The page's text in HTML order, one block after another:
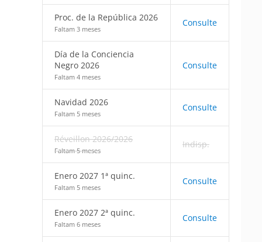
Proc. de la República 2026
Faltam 3 meses
Consulte
Día de la Conciencia
Negro 2026
Faltam 4 meses
Consulte
Navidad 2026
Faltam 5 meses
Consulte
Réveillon 2026/2026
Faltam 5 meses
Indisp.
Enero 2027 1ª quinc.
Faltam 5 meses
Consulte
Enero 2027 2ª quinc.
Faltam 6 meses
Consulte